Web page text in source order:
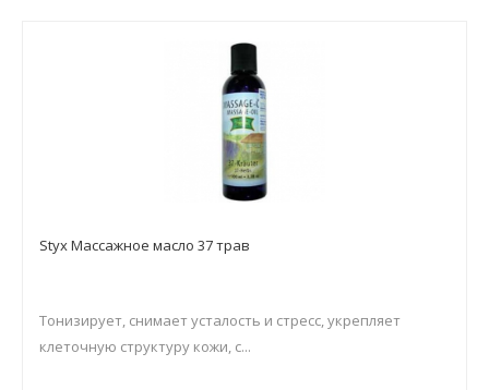
Styx Массажное масло 37 трав
Тонизирует, снимает усталость и стресс, укрепляет
клеточную структуру кожи, с...